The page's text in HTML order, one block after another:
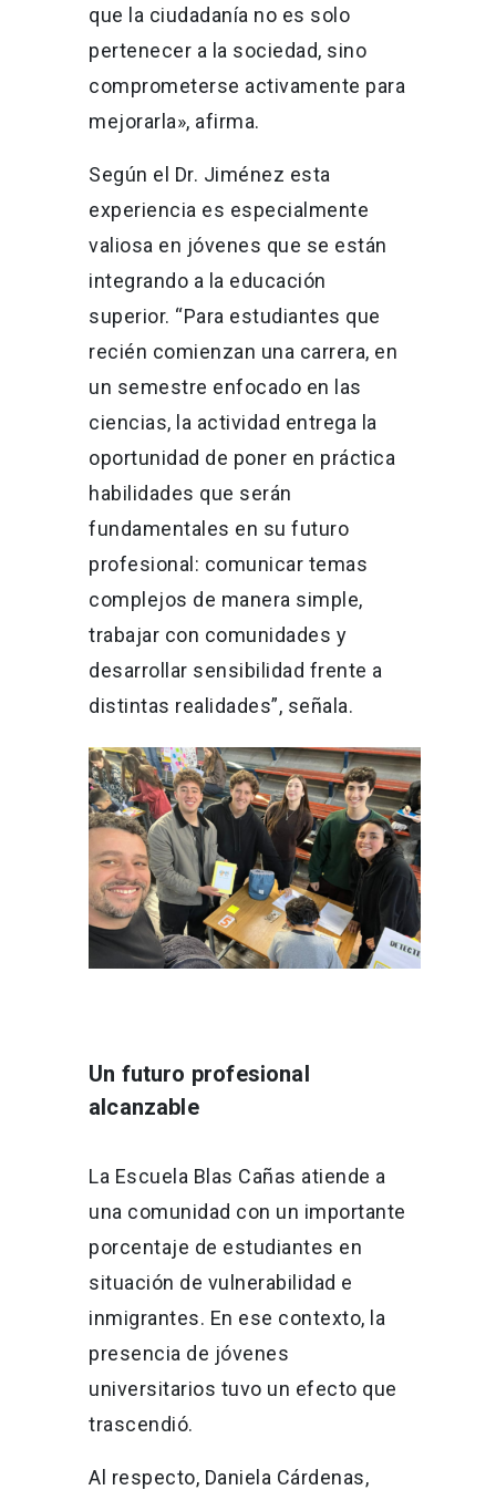
que la ciudadanía no es solo
pertenecer a la sociedad, sino
comprometerse activamente para
mejorarla», afirma.
Según el Dr. Jiménez esta
experiencia es especialmente
valiosa en jóvenes que se están
integrando a la educación
superior. “Para estudiantes que
recién comienzan una carrera, en
un semestre enfocado en las
ciencias, la actividad entrega la
oportunidad de poner en práctica
habilidades que serán
fundamentales en su futuro
profesional: comunicar temas
complejos de manera simple,
trabajar con comunidades y
desarrollar sensibilidad frente a
distintas realidades”, señala.
Un futuro profesional
alcanzable
La Escuela Blas Cañas atiende a
una comunidad con un importante
porcentaje de estudiantes en
situación de vulnerabilidad e
inmigrantes. En ese contexto, la
presencia de jóvenes
universitarios tuvo un efecto que
trascendió.
Al respecto, Daniela Cárdenas,